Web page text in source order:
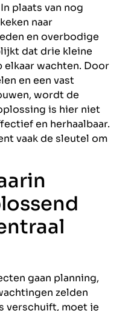
plaats van nog
naar
en overbodige
dat drie kleine
elkaar wachten. Door
en een vast
wordt de
is hier niet
en herhaalbaar.
vaak de sleutel om
gaan planning,
zelden
verschuift, moet je